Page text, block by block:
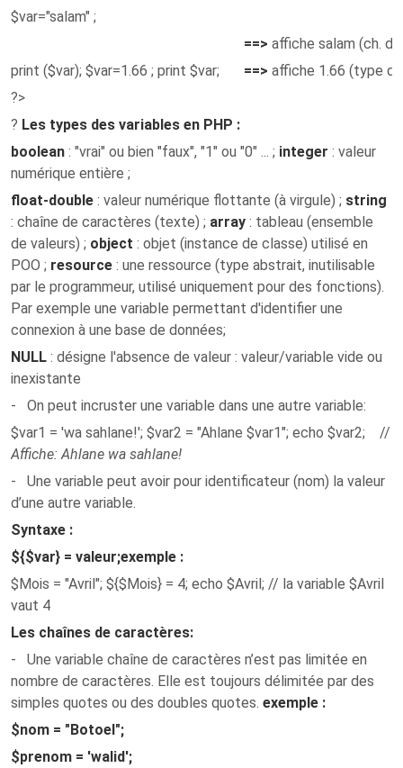
$var="salam" ;
print ($var); $var=1.66 ; print $var;
==> affiche salam (ch.
==> affiche 1.66 (type
?>
? Les types des variables en PHP :
boolean : "vrai" ou bien "faux", "1" ou "0" ... ; integer : valeur
numérique entière ;
float-double : valeur numérique flottante (à virgule) ; string
: chaîne de caractères (texte) ; array : tableau (ensemble
de valeurs) ; object : objet (instance de classe) utilisé en
POO ; resource : une ressource (type abstrait, inutilisable
par le programmeur, utilisé uniquement pour des fonctions).
Par exemple une variable permettant d'identifier une
connexion à une base de données;
NULL : désigne l'absence de valeur : valeur/variable vide ou
inexistante
- On peut incruster une variable dans une autre variable:
$var1 = 'wa sahlane!'; $var2 = "Ahlane $var1"; echo $var2; //
Affiche: Ahlane wa sahlane!
- Une variable peut avoir pour identificateur (nom) la valeur
d’une autre variable.
Syntaxe :
${$var} = valeur;exemple :
$Mois = "Avril"; ${$Mois} = 4; echo $Avril; // la variable $Avril
vaut 4
Les chaînes de caractères:
- Une variable chaîne de caractères n’est pas limitée en
nombre de caractères. Elle est toujours délimitée par des
simples quotes ou des doubles quotes. exemple :
$nom = "Botoel";
$prenom = 'walid';